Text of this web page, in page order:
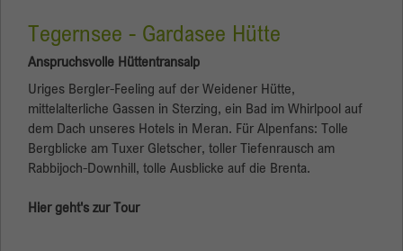
Tegernsee - Gardasee Hütte
Anspruchsvolle Hüttentransalp
Uriges Bergler-Feeling auf der Weidener Hütte,
mittelalterliche Gassen in Sterzing, ein Bad im Whirlpool auf
dem Dach unseres Hotels in Meran. Für Alpenfans: Tolle
Bergblicke am Tuxer Gletscher, toller Tiefenrausch am
Rabbijoch-Downhill, tolle Ausblicke auf die Brenta.
Hier geht's zur Tour